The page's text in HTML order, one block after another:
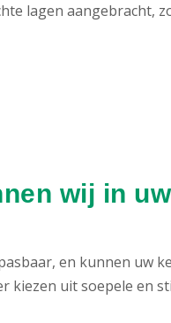
lagen aangebracht,
wij in
en kunnen uw
kiezen uit soepele en